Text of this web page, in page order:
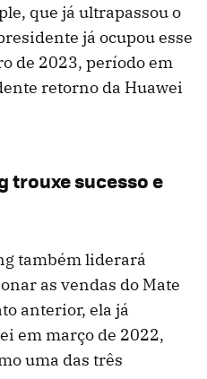
que já ultrapassou o
já ocupou esse
de 2023, período em
retorno da Huawei
trouxe sucesso e
também liderará
as vendas do Mate
anterior, ela já
em março de 2022,
uma das três